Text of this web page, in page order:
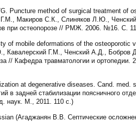
Puncture method of surgical treatment of
Г.М., Макиров С.К., Слиняков Л.Ю.,
при остеопорозе // РМЖ. 2006. №16. С.
of mobile deformations of the osteoporotic
Кавалерский Г.М., Ченский А.Д., Бобров
// Кафедра травматологии и
at degenerative diseases. Cand. med.
в задней стабилизации поясничного
наук. М., 2011. 110 с.)
(Агаджанян В.В. Септические